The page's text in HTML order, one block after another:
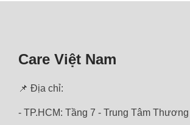
Care Việt Nam
📌 Địa chỉ:
- TP.HCM: Tầng 7 - Trung Tâm